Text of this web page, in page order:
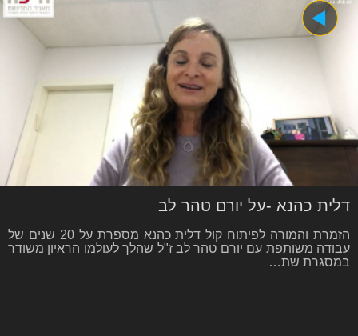
דלית כהנא -על יורם טהר לב
הזמרת והמורה לפיתוח קול דלית כהנא מספרת על 20 שנים של
עבודה משותפת עם יורם טהר לב ז"ל שהלך לעולמו הראיון משודר
במסגרת שת…